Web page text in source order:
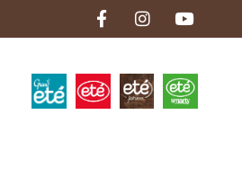
F
a
c
b
o
o
I
n
s
a
g
r
Y
o
u
u
b
e